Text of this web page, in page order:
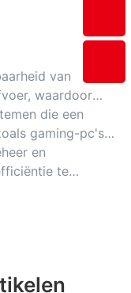
van
waardoor
behouden
die een
gaming-pc's
en
te